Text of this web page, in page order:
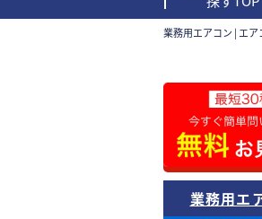
業務用エアコン | エ
業務用エ